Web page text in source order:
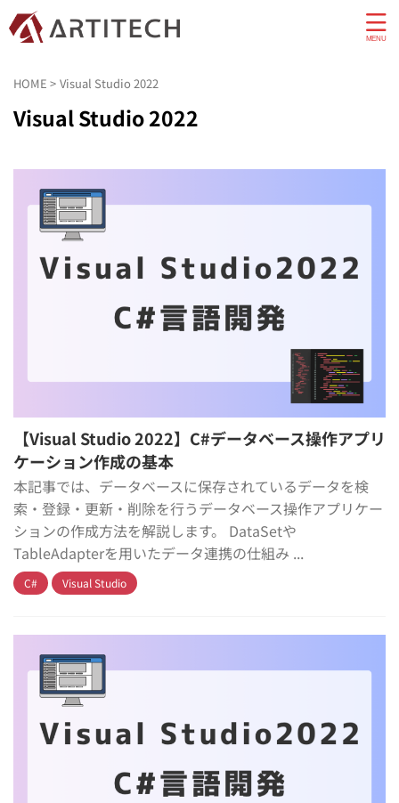
HOME > Visual Studio 2022
Visual Studio 2022
【Visual Studio 2022】C#データベース操作アプリ
ケーション作成の基本
本記事では、データベースに保存されているデータを検
索・登録・更新・削除を行うデータベース操作アプリケー
ションの作成方法を解説します。 DataSetや
TableAdapterを用いたデータ連携の仕組み ...
C# Visual Studio